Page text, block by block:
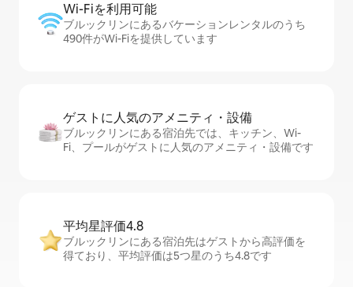
Wi-Fiを利⁠用⁠可⁠能
ブルックリンにあるバケーションレンタルのうち
490件がWi-Fiを提供しています
ゲストに人⁠気⁠のア⁠メ⁠ニ⁠テ⁠ィ・設⁠備
ブルックリンにある宿泊先では、キッチン、Wi-
Fi、プールがゲストに人気のアメニティ・設備です
平均星評価4.8
ブルックリンにある宿泊先はゲストから高評価を
得ており、平均評価は5つ星のうち4.8です